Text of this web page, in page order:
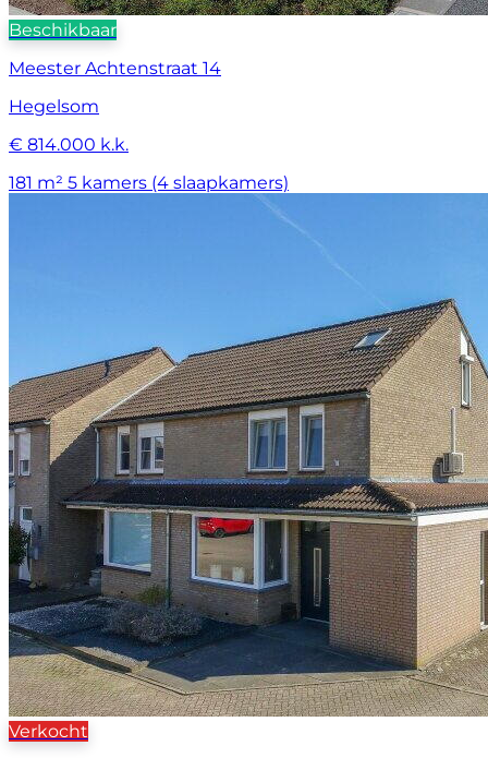
Beschikbaar
Meester Achtenstraat 14
Hegelsom
€ 814.000 k.k.
181 m² 5 kamers (4 slaapkamers)
Verkocht